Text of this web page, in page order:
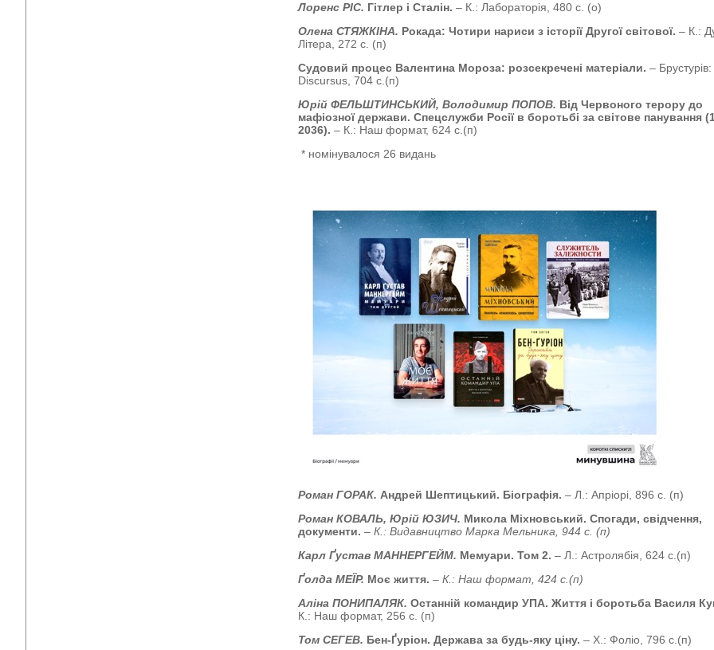
Лоренс РІС. Гітлер і Сталін.– К.: Лабораторія, 480 с. (о)
Олена СТЯЖКІНА. Рокада: Чотири нариси з історії Другої світової.– К.:
Літера, 272 с. (п)
Судовий процес Валентина Мороза: розсекречені матеріали.– Брустурів:
Discursus, 704 с.(п)
Юрій ФЕЛЬШТИНСЬКИЙ, Володимир ПОПОВ. Від Червоного терору до
мафіозної держави. Спецслужби Росії в боротьбі за світове панування
2036).– К.: Наш формат, 624 с.(п)
* номінувалося 26 видань
Роман ГОРАК. Андрей Шептицький. Біографія.– Л.: Апріорі, 896 с. (п)
Роман КОВАЛЬ, Юрій ЮЗИЧ. Микола Міхновський. Спогади, свідчення,
документи.– К.: Видавництво Марка Мельника, 944 с. (п)
Карл Ґустав МАННЕРГЕЙМ. Мемуари. Том 2.– Л.: Астролябія, 624 с.(п)
Ґолда МЕЇР. Моє життя.– К.: Наш формат, 424 с.(п)
Аліна ПОНИПАЛЯК.Останній командир УПА. Життя і боротьба Василя
К.: Наш формат, 256 с. (п)
Том СЕГЕВ. Бен-Ґуріон. Держава за будь-яку ціну.– Х.: Фоліо, 796 с.(п)